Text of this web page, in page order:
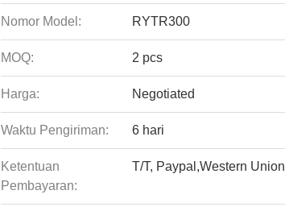
Nomor Model: RYTR300
MOQ: 2 pcs
Harga: Negotiated
Waktu Pengiriman: 6 hari
Ketentuan
Pembayaran:
T/T, Paypal,Western Union